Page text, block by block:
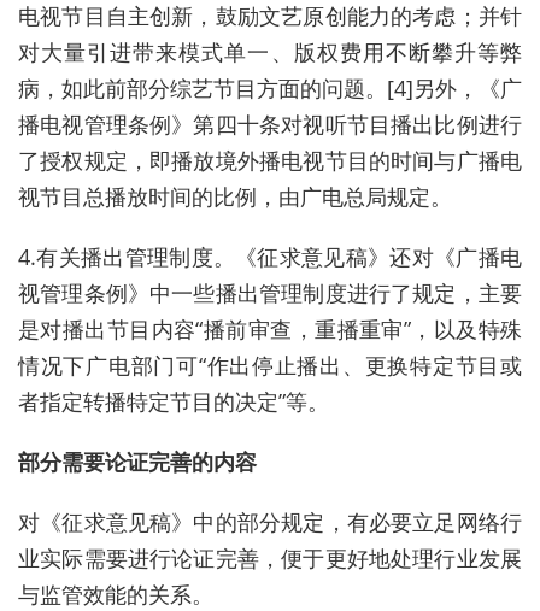
电视节目自主创新，鼓励文艺原创能力的考虑；并针
对大量引进带来模式单一、版权费用不断攀升等弊
病，如此前部分综艺节目方面的问题。[4]另外，《广
播电视管理条例》第四十条对视听节目播出比例进行
了授权规定，即播放境外播电视节目的时间与广播电
视节目总播放时间的比例，由广电总局规定。
4.有关播出管理制度。《征求意见稿》还对《广播电
视管理条例》中一些播出管理制度进行了规定，主要
是对播出节目内容“播前审查，重播重审”，以及特殊
情况下广电部门可“作出停止播出、更换特定节目或
者指定转播特定节目的决定”等。
部分需要论证完善的内容
对《征求意见稿》中的部分规定，有必要立足网络行
业实际需要进行论证完善，便于更好地处理行业发展
与监管效能的关系。